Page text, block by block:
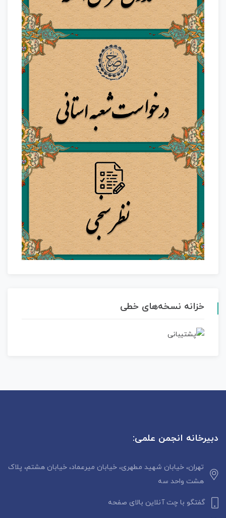
خزانه نسخه‌های خطی
دبیرخانه انجمن علمی:
تهران، خیابان شهید مطهری، خیابان میرعماد، خیابان هشتم، پلاک
هشت واحد سه
گفتگو با چت آنلاین بالای صفحه